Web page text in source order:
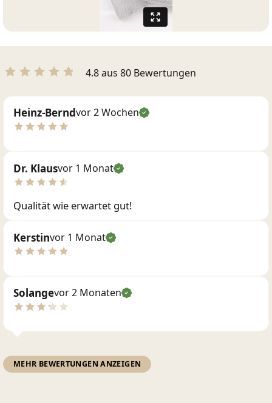
4.8 aus 80 Bewertungen
Heinz-Berndvor 2 Wochen
Dr. Klausvor 1 Monat
Qualität wie erwartet gut!
Kerstinvor 1 Monat
Solangevor 2 Monaten
MEHR BEWERTUNGEN ANZEIGEN